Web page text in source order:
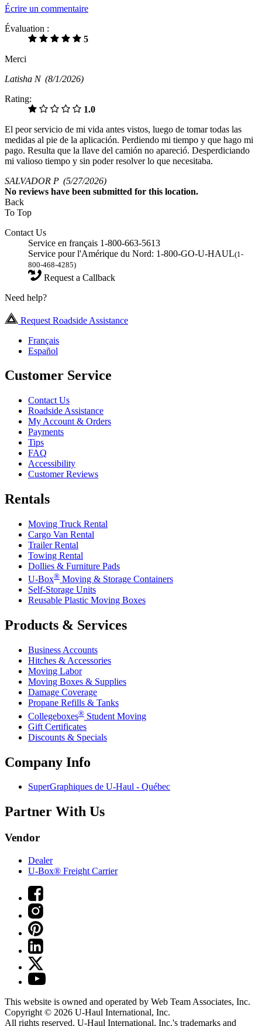
Écrire un commentaire
Évaluation :
5
Merci
Latisha N (8/1/2026)
Rating:
1.0
El peor servicio de mi vida antes vistos, luego de tomar todas las
medidas al pie de la aplicación. Perdiendo mi tiempo y que hago mi
pago. Resulta que la llave del camión no apareció. Desperdiciando
mi valioso tiempo y sin poder resolver lo que necesitaba.
SALVADOR P (5/27/2026)
No reviews have been submitted for this location.
Back
To Top
Contact Us
Service en français 1-800-663-5613
Service pour l'Amérique du Nord: 1-800-GO-U-HAUL(1-
800-468-4285)
Request a Callback
Need help?
Request Roadside Assistance
Français
Español
Customer Service
Contact Us
Roadside Assistance
My Account & Orders
Payments
Tips
FAQ
Accessibility
Customer Reviews
Rentals
Moving Truck Rental
Cargo Van Rental
Trailer Rental
Towing Rental
Dollies & Furniture Pads
U-Box® Moving & Storage Containers
Self-Storage Units
Reusable Plastic Moving Boxes
Products & Services
Business Accounts
Hitches & Accessories
Moving Labor
Moving Boxes & Supplies
Damage Coverage
Propane Refills & Tanks
Collegeboxes® Student Moving
Gift Certificates
Discounts & Specials
Company Info
SuperGraphiques de U-Haul - Québec
Partner With Us
Vendor
Dealer
U-Box® Freight Carrier
This website is owned and operated by Web Team Associates, Inc.
Copyright © 2026 U-Haul International, Inc.
All rights reserved. U-Haul International, Inc.'s trademarks and